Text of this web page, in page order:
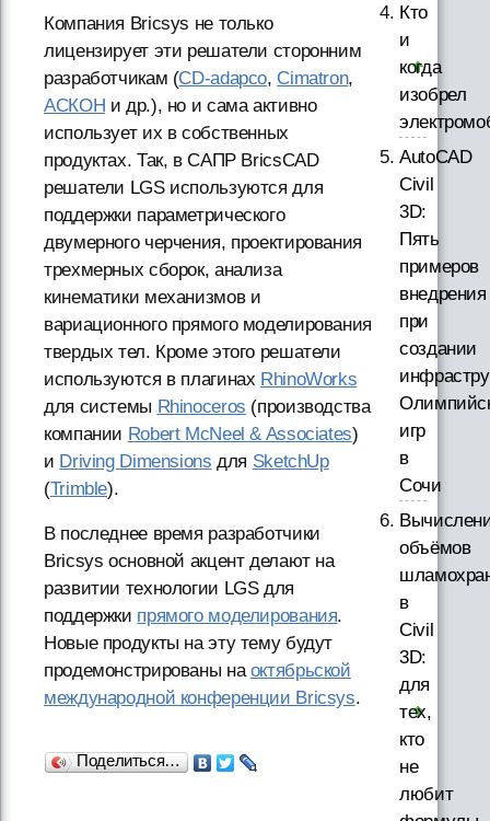
Компания Bricsys не только
лицензирует эти решатели сторонним
разработчикам (CD-adapco, Cimatron,
АСКОН и др.), но и сама активно
использует их в собственных
продуктах. Так, в САПР BricsCAD
решатели LGS используются для
поддержки параметрического
двумерного черчения, проектирования
трехмерных сборок, анализа
кинематики механизмов и
вариационного прямого моделирования
твердых тел. Кроме этого решатели
используются в плагинах RhinoWorks
для системы Rhinoceros (производства
компании Robert McNeel & Associates)
и Driving Dimensions для SketchUp
(Trimble).
В последнее время разработчики
Bricsys основной акцент делают на
развитии технологии LGS для
поддержки прямого моделирования.
Новые продукты на эту тему будут
продемонстрированы наоктябрьской
международной конференции Bricsys.
Поделиться…
Кто
и
когда
изобрел
AutoCAD
Civil
3D:
Пять
примеров
внедрения
при
создании
игр
в
Сочи
объёмов
в
Civil
3D:
для
тех,
кто
не
любит